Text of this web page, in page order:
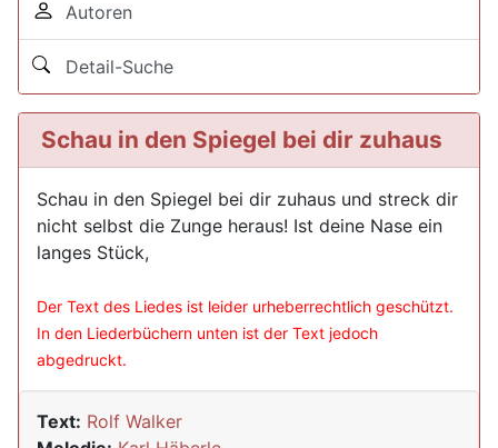
Autoren
Detail-Suche
Schau in den Spiegel bei dir zuhaus
Schau in den Spiegel bei dir zuhaus und streck dir
nicht selbst die Zunge heraus! Ist deine Nase ein
langes Stück,
Der Text des Liedes ist leider urheberrechtlich geschützt.
In den Liederbüchern unten ist der Text jedoch
abgedruckt.
Text: Rolf Walker